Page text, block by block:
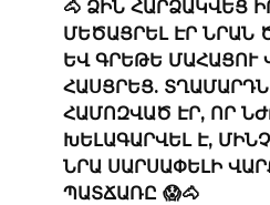
🐴 ՁԻՆ ՀԱՐՁԱԿՎԵՑ
ՄԵԾԱՑՐԵԼ ԷՐ ՆՐԱՆ
ԵՎ ԳՐԵԹԵ ՄԱՀԱՑՈՒ
ՀԱՍՑՐԵՑ.
ՀԱՄՈԶՎԱԾ ԷՐ, ՈՐ
ԽԵԼԱԳԱՐՎԵԼ Է,
ՆՐԱ ՍԱՐՍԱՓԵԼԻ
ՊԱՏՃԱՌԸ 😱🐴